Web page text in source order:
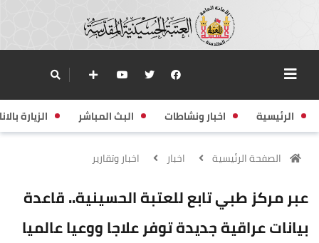
الرئيسية اخبار ونشاطات البث المباشر الزيارة
الصفحة الرئيسية اخبار اخبار وتقارير
عبر مركز طبي تابع للعتبة الحسينية.. قاعدة
بيانات عراقية جديدة توفر علاجا ووعيا عالميا